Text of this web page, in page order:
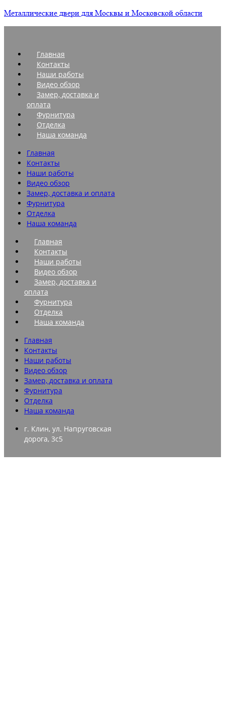
Металлические двери для Москвы и Московской области
Главная
Контакты
Наши работы
Видео обзор
Замер, доставка и
оплата
Фурнитура
Отделка
Наша команда
Главная
Контакты
Наши работы
Видео обзор
Замер, доставка и оплата
Фурнитура
Отделка
Наша команда
Главная
Контакты
Наши работы
Видео обзор
Замер, доставка и
оплата
Фурнитура
Отделка
Наша команда
Главная
Контакты
Наши работы
Видео обзор
Замер, доставка и оплата
Фурнитура
Отделка
Наша команда
г. Клин, ул. Напруговская
дорога, 3с5